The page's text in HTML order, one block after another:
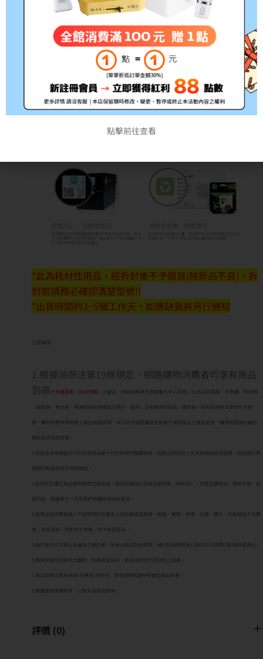
*此為耗材性用品，經拆封後不予退貨(除新品不良)，拆
封前請務必確認清楚型號!!
*出貨時間約3~5個工作天，如遇缺貨將另行通知
注意事項:
1.根據消保法第19條規定，網路購物消費者均享有商品
到貨 七天鑑賞期（非試用期） 之權益。如欲試用請至原廠展示中心試用；3C商品如電腦、印表機、耗材類
（碳粉匣、墨水匣、專用紙儲存媒體如光碟片、磁帶）及軟體類等商品，購買後一經拆封使用或安裝恕不退
換，購買前應詳閱原廠之商品規格說明，本公司不接受購買試用後不滿意商品之理由退貨。購買前請務必確認
機型是否為您所需！
2.若商品本身瑕疵則可於收到貨品後十日內與我們聯繫換貨。從商品收訖起十天內為退換貨保證期，若超過此期
間視同驗收完成不得退換貨。
3.若您所訂購之商品無問題而您欲退貨，退回的商品必須是全新狀態（無拆封），包括主要商品、使用手冊、註
冊回函、週邊零件，否則我們有權拒絕接收退貨。
4.若商品因消費者個人不當使用拆卸產生人為因素造成故障、損毀、磨損、擦傷、刮傷、髒汙、包裝破損不完整
者，或是發票、附配件不齊者，恕不接受退貨。
5.由於物流公司每日貨量及交通因素，故無法指定到貨時間，確切配達時間皆以物流公司實際可配送時間為主。
6.廠商保留出貨與否之權利，如遇商品缺貨、斷貨或其他不可抗拒之因素。
7.商品說明文案為原廠(供應商)所提供，若有變更敬請參照實際商品為準。
8.建議使用原廠耗材，以免失去保固資格。
評價 (0)
點擊前往查看